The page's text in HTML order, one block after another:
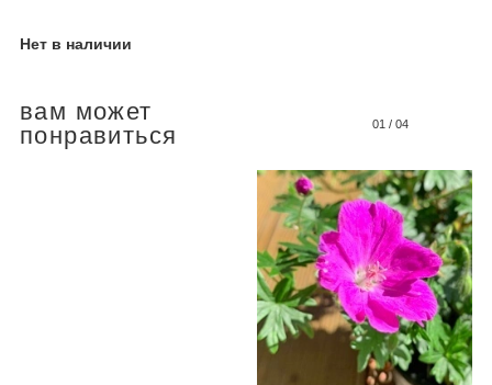
Нет в наличии
вам может
понравиться
01 / 04